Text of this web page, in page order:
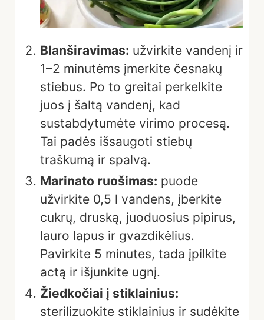
Blanširavimas: užvirkite vandenį ir
1–2 minutėms įmerkite česnakų
stiebus. Po to greitai perkelkite
juos į šaltą vandenį, kad
sustabdytumėte virimo procesą.
Tai padės išsaugoti stiebų
traškumą ir spalvą.
Marinato ruošimas: puode
užvirkite 0,5 l vandens, įberkite
cukrų, druską, juoduosius pipirus,
lauro lapus ir gvazdikėlius.
Pavirkite 5 minutes, tada įpilkite
actą ir išjunkite ugnį.
Žiedkočiai į stiklainius:
sterilizuokite stiklainius ir sudėkite